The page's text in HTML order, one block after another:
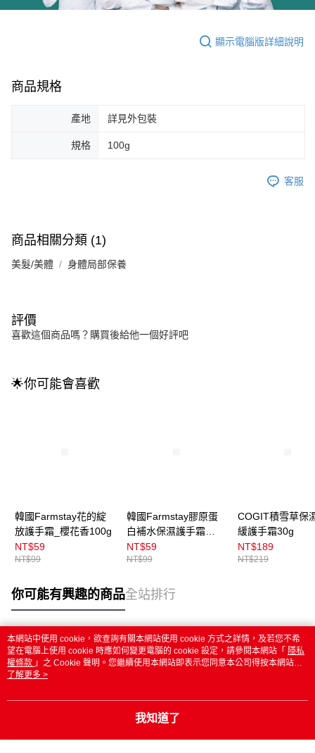
顯示電腦版詳細說明
商品規格
產地 詳見外包裝
規格 100g
客服
商品相關分類 (1)
美髮/美體 身體局部保養
評價
喜歡這個商品嗎？購買後給他一個好評吧
🌟你可能會喜歡
韓國Farmstay花的綻
放護手霜_櫻花香100g
NT$59
NT$99
韓國Farmstay膠原蛋
白補水保濕護手霜
100g
NT$59
NT$99
COGIT積雪草保
緩護手霜30g
NT$189
NT$219
你可能有興趣的商品全站排行
熱門標籤
本網站中使用 cookie，欲查詢有關本網站使用 cookie 方式之詳情，及若您不希
望在電腦上使用 cookie 時應如何變更電腦的 cookie 設定，請參閱本網站「 隱私
權條款 」之 Cookie 聲明。您繼續使用本網站即表示您同意本公司得按本網站使
用條款之 Cookie 聲明使用 cookie。
了解更多 >
我知道了